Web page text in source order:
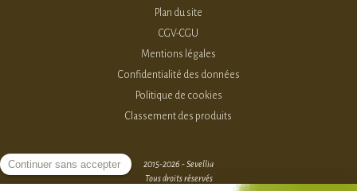
Plan du site
CGV-CGU
Mentions légales
Confidentialité des données
Politique de cookies
Classement des produits
2015-2026 - Sevellia
Tous droits réservés